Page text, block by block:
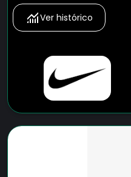
Ver histórico